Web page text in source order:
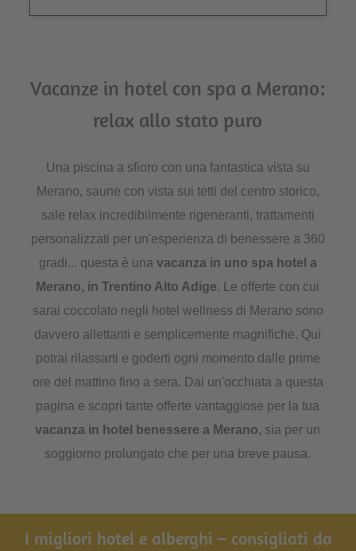
Vacanze in hotel con spa a Merano:
relax allo stato puro
Una piscina a sfioro con una fantastica vista su
Merano, saune con vista sui tetti del centro storico,
sale relax incredibilmente rigeneranti, trattamenti
personalizzati per un'esperienza di benessere a 360
gradi... questa è una vacanza in uno spa hotel a
Merano, in Trentino Alto Adige. Le offerte con cui
sarai coccolato negli hotel wellness di Merano sono
davvero allettanti e semplicemente magnifiche. Qui
potrai rilassarti e goderti ogni momento dalle prime
ore del mattino fino a sera. Dai un'occhiata a questa
pagina e scopri tante offerte vantaggiose per la tua
vacanza in hotel benessere a Merano, sia per un
soggiorno prolungato che per una breve pausa.
I migliori hotel e alberghi – consigliati da